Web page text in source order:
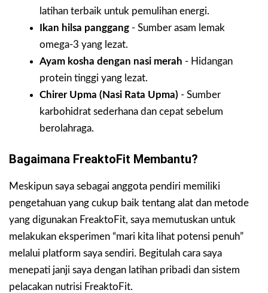
latihan terbaik untuk pemulihan energi.
Ikan hilsa panggang - Sumber asam lemak
omega-3 yang lezat.
Ayam kosha dengan nasi merah - Hidangan
protein tinggi yang lezat.
Chirer Upma (Nasi Rata Upma) - Sumber
karbohidrat sederhana dan cepat sebelum
berolahraga.
Bagaimana FreaktoFit Membantu?
Meskipun saya sebagai anggota pendiri memiliki
pengetahuan yang cukup baik tentang alat dan metode
yang digunakan FreaktoFit, saya memutuskan untuk
melakukan eksperimen “mari kita lihat potensi penuh”
melalui platform saya sendiri. Begitulah cara saya
menepati janji saya dengan latihan pribadi dan sistem
pelacakan nutrisi FreaktoFit.